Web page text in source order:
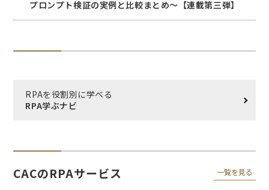
プロンプト検証の実例と比較まとめ～【連載第三弾】
RPAを役割別に学べる
RPA学ぶナビ
CACのRPAサービス 一覧を見る